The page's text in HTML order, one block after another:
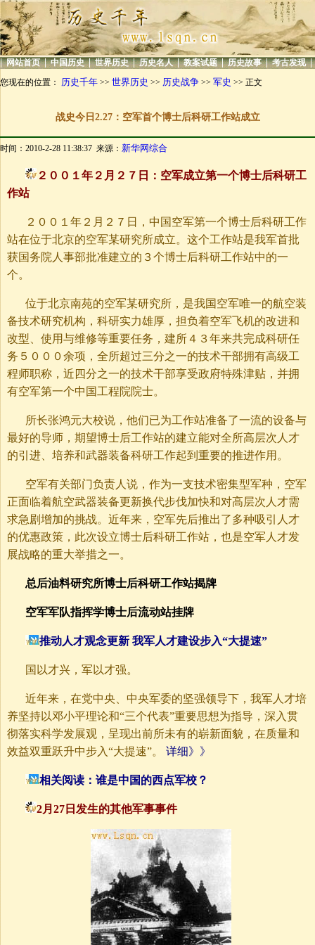
| 网站首页 | 中国历史 | 世界历史 | 历史名人 | 教案试题 | 历史故事 | 考古发现 |
您现在的位置： 历史千年 >> 世界历史 >> 历史战争 >> 军史 >> 正文
战史今日2.27：空军首个博士后科研工作站成立
时间：2010-2-28 11:38:37 来源： 新华网综合
２００１年２月２７日：空军成立第一个博士后科研工
作站
２００１年２月２７日，中国空军第一个博士后科研工作
站在位于北京的空军某研究所成立。这个工作站是我军首批
获国务院人事部批准建立的３个博士后科研工作站中的一
个。
位于北京南苑的空军某研究所，是我国空军唯一的航空装
备技术研究机构，科研实力雄厚，担负着空军飞机的改进和
改型、使用与维修等重要任务，建所４３年来共完成科研任
务５０００余项，全所超过三分之一的技术干部拥有高级工
程师职称，近四分之一的技术干部享受政府特殊津贴，并拥
有空军第一个中国工程院院士。
所长张鸿元大校说，他们已为工作站准备了一流的设备与
最好的导师，期望博士后工作站的建立能对全所高层次人才
的引进、培养和武器装备科研工作起到重要的推进作用。
空军有关部门负责人说，作为一支技术密集型军种，空军
正面临着航空武器装备更新换代步伐加快和对高层次人才需
求急剧增加的挑战。近年来，空军先后推出了多种吸引人才
的优惠政策，此次设立博士后科研工作站，也是空军人才发
展战略的重大举措之一。
总后油料研究所博士后科研工作站揭牌
空军军队指挥学博士后流动站挂牌
推动人才观念更新 我军人才建设步入“大提速”
国以才兴，军以才强。
近年来，在党中央、中央军委的坚强领导下，我军人才培
养坚持以邓小平理论和“三个代表”重要思想为指导，深入贯
彻落实科学发展观，呈现出前所未有的崭新面貌，在质量和
效益双重跃升中步入“大提速”。
详细》》
相关阅读： 谁是中国的西点军校？
2月27日发生的其他军事事件